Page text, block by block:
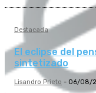
Destacada
El eclipse del
sintetizado
Lisandro Prieto - 06/08/